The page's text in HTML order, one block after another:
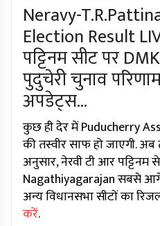
Neravy-
Election Result
पट्टिनम सीट पर
पुदुचेरी चुनाव
अपडेट्स...
कुछ ही देर में Puducherry
की तस्वीर साफ हो जाएगी.
अनुसार, नेरवी टी आर पट्टिनम
Nagathiyagarajan सबसे
अन्य विधानसभा सीटों का
करें.